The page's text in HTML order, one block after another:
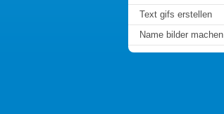
Text gifs erstellen
Name bilder machen